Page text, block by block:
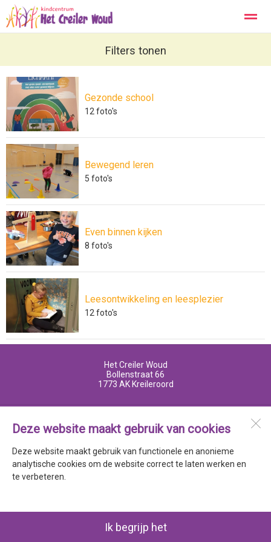
Contact
Home Zoeken Foto's
Deze website maakt gebruik van cookies
Deze website maakt gebruik van functionele en anonieme
analytische cookies om de website correct te laten werken en
te verbeteren.
Ik begrijp het
Filters tonen
Gezonde school
12 foto's
Bewegend leren
5 foto's
Even binnen kijken
8 foto's
Leesontwikkeling en leesplezier
12 foto's
Het Creiler Woud
Bollenstraat 66
1773 AK Kreileroord
Open desktopversie
SdH Vormgeving | Ziber DS4